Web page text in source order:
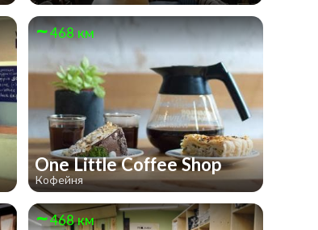
468 км
One Little Coffee Shop
Кофейня
468 км